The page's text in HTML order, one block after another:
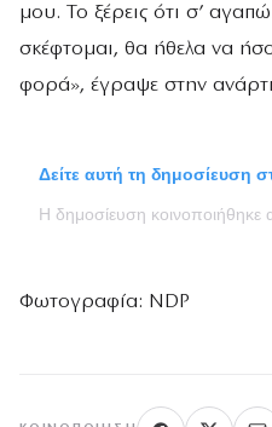
μου. Το ξέρεις ότι σ’
σκέφτομαι, θα ήθελα να
φορά», έγραψε στην
Δείτε αυτή τη δημοσίευση
Η δημοσίευση
Φωτογραφία: NDP